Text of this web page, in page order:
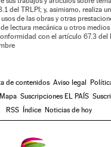
del TRLPI; y, asimismo, realiza
de las obras y otras
lectura mecánica u otros medios
con el artículo 67.3 del
de contenidos Aviso legal
Mapa Suscripciones EL PAÍS
RSS Índice Noticias de hoy